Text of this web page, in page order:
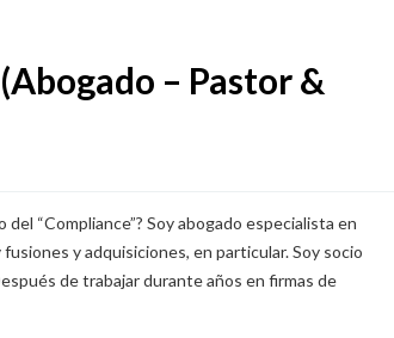
– Pastor &
“Compliance”? Soy abogado especialista en
y adquisiciones, en particular. Soy socio
de trabajar durante años en firmas de